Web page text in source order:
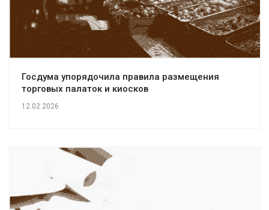
Госдума упорядочила правила размещения
торговых палаток и киосков
12.02.2026